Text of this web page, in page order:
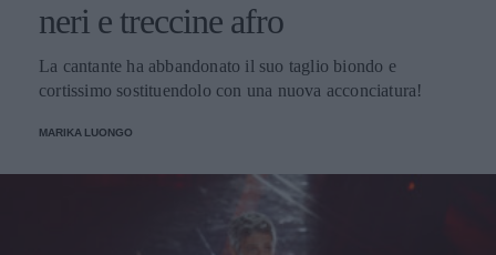
neri e treccine afro
La cantante ha abbandonato il suo taglio biondo e
cortissimo sostituendolo con una nuova acconciatura!
MARIKA LUONGO